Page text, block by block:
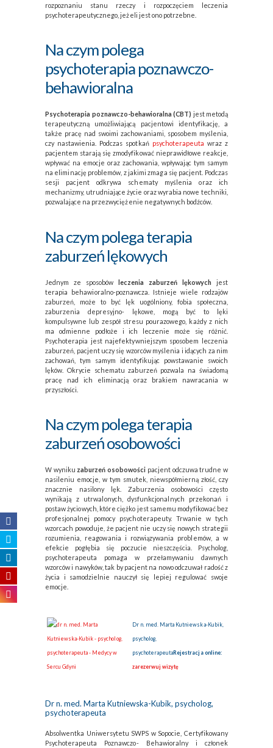
rozpoznaniu stanu rzeczy i rozpoczęciem leczenia
psychoterapeutycznego, jeżeli jest ono potrzebne.
Na czym polega
psychoterapia poznawczo-
behawioralna
Psychoterapia poznawczo-behawioralna (CBT) jest metodą
terapeutyczną umożliwiającą pacjentowi identyfikację, a
także pracę nad swoimi zachowaniami, sposobem myślenia,
czy nastawienia. Podczas spotkań psychoterapeuta wraz z
pacjentem starają się zmodyfikować nieprawidłowe reakcje,
wpływać na emocje oraz zachowania, wpływając tym samym
na eliminację problemów, z jakimi zmaga się pacjent. Podczas
sesji pacjent odkrywa schematy myślenia oraz ich
mechanizmy, utrudniające życie oraz wyrabia nowe techniki,
pozwalające na przezwyciężenie negatywnych bodźców.
Na czym polega terapia
zaburzeń lękowych
Jednym ze sposobów leczenia zaburzeń lękowych jest
terapia behawioralno-poznawcza. Istnieje wiele rodzajów
zaburzeń, może to być lęk uogólniony, fobia społeczna,
zaburzenia depresyjno- lękowe, mogą być to lęki
kompulsywne lub zespół stresu pourazowego, każdy z nich
ma odmienne podłoże i ich leczenie może się różnić.
Psychoterapia jest najefektywniejszym sposobem leczenia
zaburzeń, pacjent uczy się wzorców myślenia i idących za nim
zachowań, tym samym identyfikując powstawanie swoich
lęków. Okrycie schematu zaburzeń pozwala na świadomą
pracę nad ich eliminacją oraz brakiem nawracania w
przyszłości.
Na czym polega terapia
zaburzeń osobowości
W wyniku zaburzeń osobowości pacjent odczuwa trudne w
nasileniu emocje, w tym smutek, niewspółmierną złość, czy
znacznie nasilony lęk. Zaburzenia osobowości często
wynikają z utrwalonych, dysfunkcjonalnych przekonań i
postaw życiowych, które ciężko jest samemu modyfikować bez
profesjonalnej pomocy psychoterapeuty. Trwanie w tych
wzorcach powoduje, że pacjent nie uczy się nowych strategii
rozumienia, reagowania i rozwiązywania problemów, a w
efekcie pogłębia się poczucie nieszczęścia. Psycholog,
psychoterapeuta pomaga w przełamywaniu dawnych
wzorców i nawyków, tak by pacjent na nowo odczuwał radość z
życia i samodzielnie nauczył się lepiej regulować swoje
emocje.
Dr n. med. Marta Kutniewska-Kubik,
psycholog,
psychoterapeutaRejestracja online:
zarezerwuj wizytę
Dr n. med. Marta Kutniewska-Kubik, psycholog,
psychoterapeuta
Absolwentka Uniwersytetu SWPS w Sopocie, Certyfikowany
Psychoterapeuta Poznawczo- Behawioralny i członek